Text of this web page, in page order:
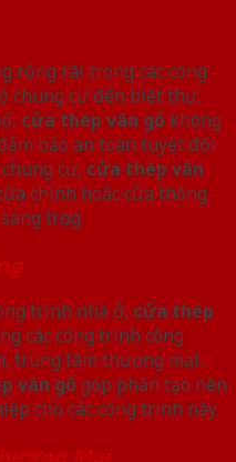
rộng rãi trong các công
chung cư đến biệt thự.
cửa thép vân gỗ không
bảo an toàn tuyệt đối
cư, cửa thép vân
chính hoặc cửa thông
trọng.
trình nhà ở, cửa thép
các công trình công
trung tâm thương mại.
vân gỗ góp phần tạo nên
cho các công trình này.
Mại